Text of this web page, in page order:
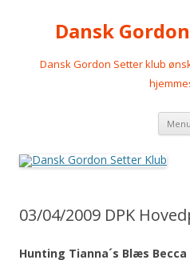
Dansk
Dansk Gordon Setter klub
Menu
03/04/2009 DPK
Hunting Tianna´s Blæs Becca